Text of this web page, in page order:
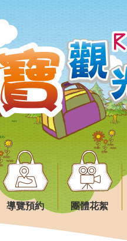
導覽預約 團體花絮